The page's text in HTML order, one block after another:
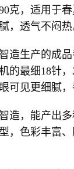
克，适用于
，透气不闷热
造生产的成
的最细18针，
可见更细腻，
造，能产出
，色彩丰富